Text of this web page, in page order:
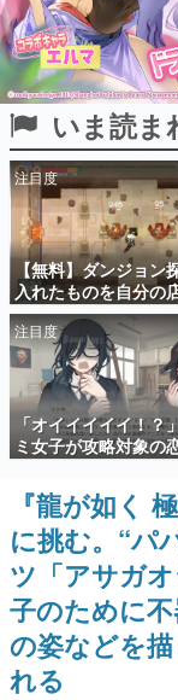
インタビュー
連載・
殿
SNS拡
ど。多
事をま
ゲ
名作ゲ
聞き
きま
赫本
この
の形
新世
これ
の姿
ゲ
ゲー
日本
画です
日
日本
ルを
解説を
いま読ま
注目度
【無料】ダンジョン
入れたものを自分の
ーム『Moonlighter
にて無料配布中！続
『Moonlighter 2』
式リリースを記念し
ーン
注目度
「オイイイイイ！？
ミ女子が攻略対象の
ゲーム『美術部カノ
Steamストアページ
「お前らーそろそろ
ー？＾＾」暗黒微笑
や、萌え声不思議ち
青春を謳歌
『龍が如く
に挑む。“パ
ツ「アサガ
子のために
の姿などを
れる